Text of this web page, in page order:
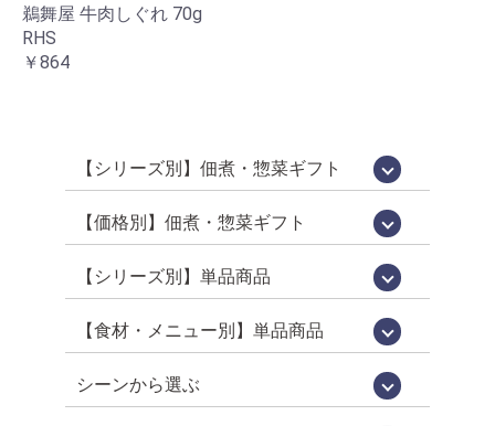
鵜舞屋 牛肉しぐれ 70g
RHS
￥864
【シリーズ別】佃煮・惣菜ギフト
高級佃煮ギフト
国産佃煮・惣菜詰め合わせ[百貨店限定販
鵜舞屋昆布巻詰合せ[鵜舞屋のロングセラ
佃煮 味三昧[食べきりサイズの佃煮詰め
老舗の味物語[岐阜の美味いもの詰め合わ
佃煮・肉惣菜詰め合わせ
信長の郷[岐阜土産・武将パッケージ]
鮎昆布巻詰合せ
鮎一夜干し詰合せ
逸品惣菜
国産煮豚・煮鶏詰合せ
[明宝ハム×鵜舞屋]詰め合わせ
そうめん・佃煮詰め合わせ
カジュアルギフト「味あわせ」
岐阜土産
【価格別】佃煮・惣菜ギフト
【プチギフト】～2000円
【佃煮 惣菜 ギフト】～3000円
【佃煮 惣菜 ギフト】～3979円
【佃煮 惣菜 ギフト】3980円～
【佃煮 惣菜 ギフト】5000円～
【佃煮 惣菜 ギフト】7000円～
【佃煮 惣菜 ギフト】10000円～[送料無
【シリーズ別】単品商品
うるか・鮎一夜干しなど[老舗の鮎]
百貨店限定販売[国産シリーズ]
定番竿箱シリーズ
鵜舞屋伝統の味[老舗の惣菜]
箱入り単品惣菜
定番の佃煮[うまい屋のおつまみ]
食べきりおつまみ[うまつま]
佃煮屋の「煮豚」「煮鶏」[SDGs]
高校生が開発しました[産学連携商品]
WareesHalal認証取得品[ハラルキッチン
ヤマタカ醤油[月星]使用シリーズ
鮎昆布巻詰合せ
【夏季限定】スウィーツ
【食材・メニュー別】単品商品
珍味（鮎うるか・一夜干し・ふりかけ）
昆布巻き（鮎・にしん・さけ・子持ちあ
鮎（すがた煮・吟醸煮など）
小鮎やわらか煮・小鮎甘露煮
飛騨牛・牛肉
煮豚・煮鶏
佃煮
貝類（帆立・牡蠣）
炊き込みご飯の素
ハラール認証取得品
菓子・スイーツ
シーンから選ぶ
お中元・お歳暮
お祝い・お返し
仏事
お取り寄せグルメ
お手土産（カジュアルギフト）
おつまみ